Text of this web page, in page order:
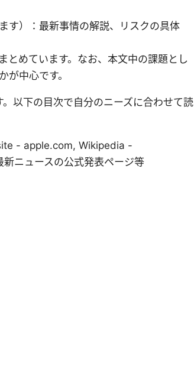
す）：最新事情の解説、リスクの具体
とめています。なお、本文中の課題とし
中心です。
。以下の目次で自分のニーズに合わせて読
- apple.com, Wikipedia -
ニュースの公式発表ページ等